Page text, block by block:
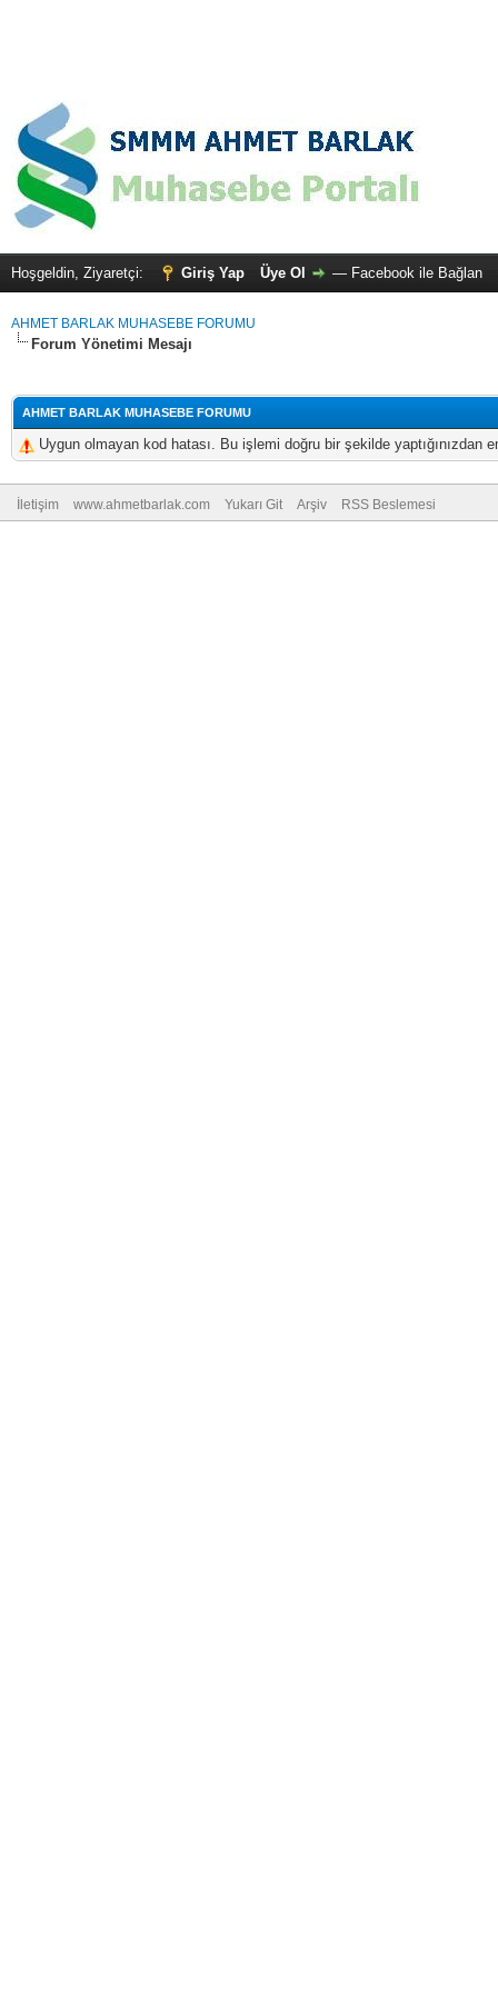
Hoşgeldin, Ziyaretçi: Giriş Yap Üye Ol — Facebook ile Bağlan
AHMET BARLAK MUHASEBE FORUMU
Forum Yönetimi Mesajı
AHMET BARLAK MUHASEBE FORUMU
Uygun olmayan kod hatası. Bu işlemi doğru bir şekilde
İletişim www.ahmetbarlak.com Yukarı Git Arşiv RSS Beslemesi